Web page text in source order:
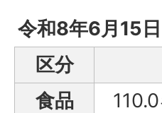
令和8年6月15
区分
食品